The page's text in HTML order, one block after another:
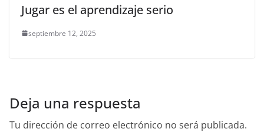
Jugar es el aprendizaje serio
septiembre 12, 2025
Deja una respuesta
Tu dirección de correo electrónico no será publicada.